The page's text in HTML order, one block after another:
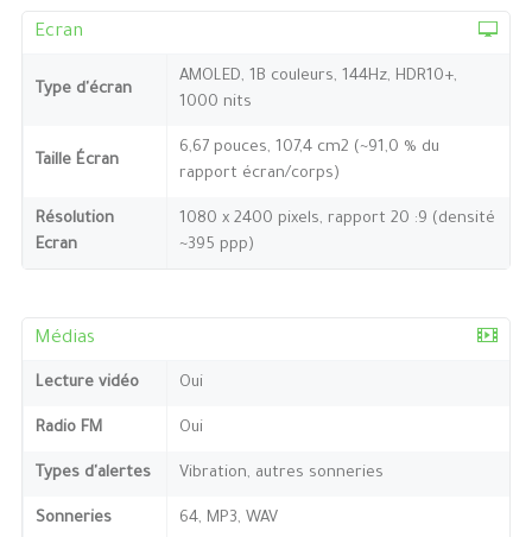
Ecran
Type d'écran
AMOLED, 1B couleurs, 144Hz, HDR10+,
1000 nits
Taille Écran
6,67 pouces, 107,4 cm2 (~91,0 % du
rapport écran/corps)
Résolution
Ecran
1080 x 2400 pixels, rapport 20 :9 (densité
~395 ppp)
Médias
Lecture vidéo Oui
Radio FM Oui
Types d'alertes Vibration, autres sonneries
Sonneries 64, MP3, WAV